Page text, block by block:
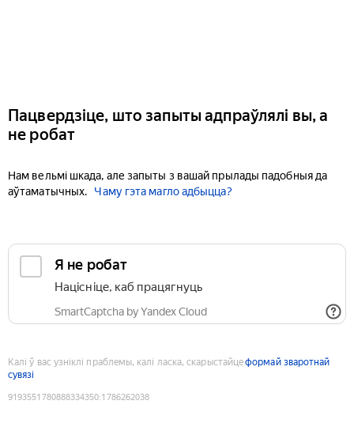
Пацвердзіце, што запыты адпраўлялі вы, а
не робат
Нам вельмі шкада, але запыты з вашай прылады падобныя да
аўтаматычных.
Чаму гэта магло адбыцца?
Я не робат
Націсніце, каб працягнуць
SmartCaptcha by Yandex Cloud
Калі ў вас узніклі праблемы, калі ласка, скарыстайцеформай зваротнай
сувязі
9193551780888334350:1786262038